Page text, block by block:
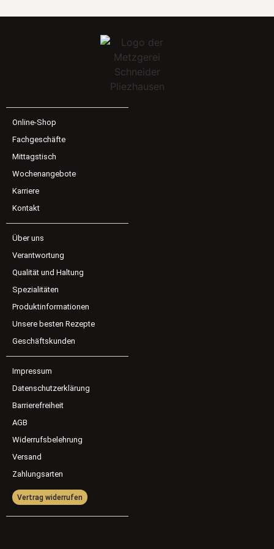
Online-Shop
Fachgeschäfte
Mittagstisch
Wochenangebote
Karriere
Kontakt
Über uns
Verantwortung
Qualität und Haltung
Spezialitäten
Produktinformationen
Unsere besten Rezepte
Geschäftskunden
Impressum
Datenschutzerklärung
Barrierefreiheit
AGB
Widerrufsbelehrung
Versand
Zahlungsarten
Vertrag widerrufen